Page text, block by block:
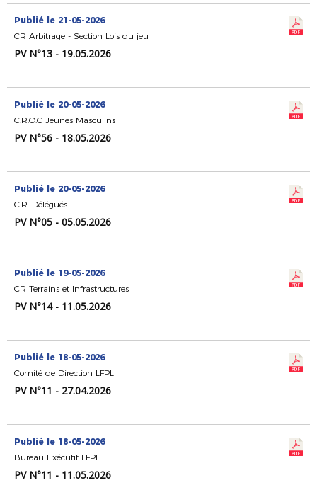
Publié le 21-05-2026
CR Arbitrage - Section Lois du jeu
PV N°13 - 19.05.2026
Publié le 20-05-2026
C.R.O.C Jeunes Masculins
PV N°56 - 18.05.2026
Publié le 20-05-2026
C.R. Délégués
PV N°05 - 05.05.2026
Publié le 19-05-2026
CR Terrains et Infrastructures
PV N°14 - 11.05.2026
Publié le 18-05-2026
Comité de Direction LFPL
PV N°11 - 27.04.2026
Publié le 18-05-2026
Bureau Exécutif LFPL
PV N°11 - 11.05.2026